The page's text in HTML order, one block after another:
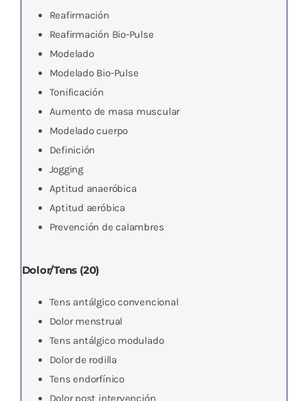
Reafirmación
Reafirmación Bio-Pulse
Modelado
Modelado Bio-Pulse
Tonificación
Aumento de masa muscular
Modelado cuerpo
Definición
Jogging
Aptitud anaeróbica
Aptitud aeróbica
Prevención de calambres
Dolor/Tens (20)
Tens antálgico convencional
Dolor menstrual
Tens antálgico modulado
Dolor de rodilla
Tens endorfínico
Dolor post intervención